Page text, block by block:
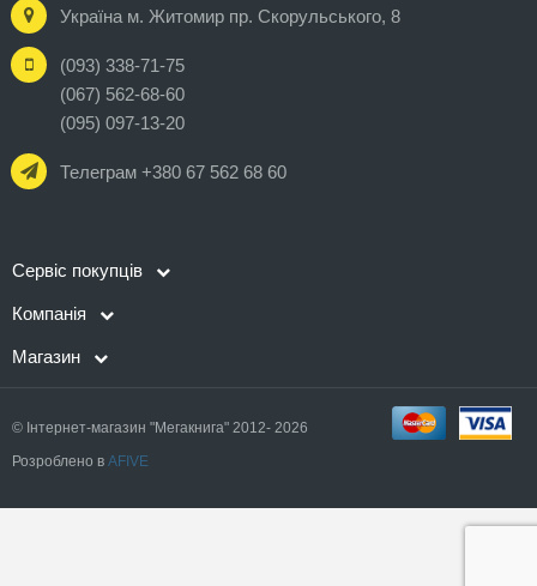
Україна м. Житомир пр. Скорульського, 8
(093) 338-71-75
(067) 562-68-60
(095) 097-13-20
Телеграм +380 67 562 68 60
Сервіс покупців
Компанія
Магазин
© Інтернет-магазин "Мегакнига" 2012- 2026
Розроблено в AFIVE